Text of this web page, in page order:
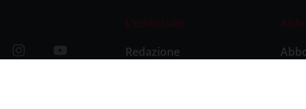
L’editoriale
Redazione